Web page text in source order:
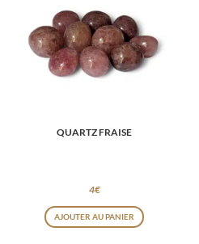
QUARTZ FRAISE
4€
AJOUTER AU PANIER